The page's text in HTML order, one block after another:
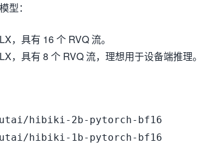
型：
，具有 16 个 RVQ 流。
，具有 8 个 RVQ 流，理想用于设备端推理。
hibiki-2b-pytorch-bf16
hibiki-1b-pytorch-bf16